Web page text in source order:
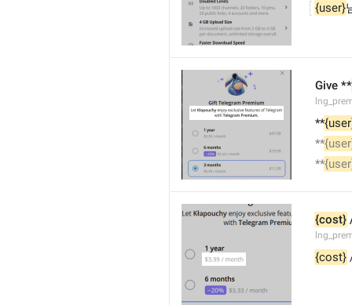
{user}
Give **
**
**
**
{cost}
{cost}